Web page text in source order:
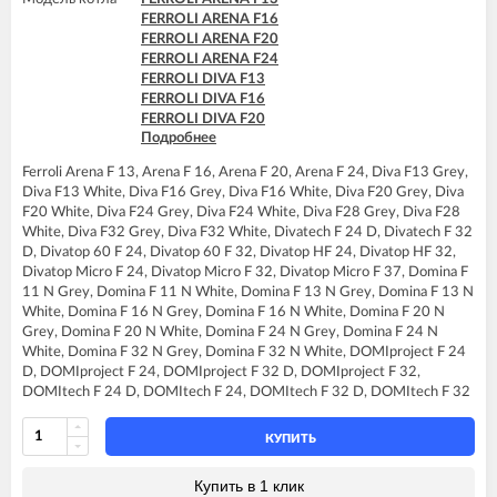
FERROLI DIVAtop micro C24
FERROLI DIVAtop micro C32
FERROLI DIVAtop micro F24
FERROLI DIVAtop micro F32
FERROLI DIVAtop micro F37
FERROLI DIVAtop micro LN C24
FERROLI DIVAtop micro LN C32
FERROLI DIVAtop micro LN F24
FERROLI DIVAtop micro LN F32
FERROLI DIVAtop ST C24
FERROLI DIVAtop ST C32
FERROLI DIVAtop ST F24
FERROLI DIVAtop ST F32
FERROLI DOMIcompact C24
FERROLI DOMIcompact C30
FERROLI DOMIcompact C30 D
FERROLI DOMIcompact F24
FERROLI DOMIcompact F24 B
FERROLI DOMIcompact F24 D
FERROLI DOMIcompact F30
FERROLI DOMINA C20 N
FERROLI ARENA F16
FERROLI ARENA F20
FERROLI ARENA F24
FERROLI DIVA F13
FERROLI DIVA F16
FERROLI DIVA F20
FERROLI DIVA F24
FERROLI DIVA F32
FERROLI DIVA F37
FERROLI DIVA HF24
FERROLI DIVA HF32
FERROLI DIVAproject F24
FERROLI DIVAtech D F24
FERROLI DIVAtech D F32
FERROLI DIVAtech D F37
FERROLI DIVAtech D HF24
FERROLI DIVAtech D HF32
FERROLI DIVAtech F24 D
FERROLI DIVAtech F32 D
FERROLI DIVAtop 60 F24
FERROLI DIVAtop 60 F32
FERROLI DIVAtop F24
FERROLI DIVAtop F32
Подробнее
Ferroli Arena F 13, Arena F 16, Arena F 20, Arena F 24, Diva F13 Grey,
Diva F13 White, Diva F16 Grey, Diva F16 White, Diva F20 Grey, Diva
F20 White, Diva F24 Grey, Diva F24 White, Diva F28 Grey, Diva F28
White, Diva F32 Grey, Diva F32 White, Divatech F 24 D, Divatech F 32
D, Divatop 60 F 24, Divatop 60 F 32, Divatop HF 24, Divatop HF 32,
Divatop Micro F 24, Divatop Micro F 32, Divatop Micro F 37, Domina F
11 N Grey, Domina F 11 N White, Domina F 13 N Grey, Domina F 13 N
White, Domina F 16 N Grey, Domina F 16 N White, Domina F 20 N
Grey, Domina F 20 N White, Domina F 24 N Grey, Domina F 24 N
White, Domina F 32 N Grey, Domina F 32 N White, DOMIproject F 24
D, DOMIproject F 24, DOMIproject F 32 D, DOMIproject F 32,
DOMItech F 24 D, DOMItech F 24, DOMItech F 32 D, DOMItech F 32
КУПИТЬ
Купить в 1 клик